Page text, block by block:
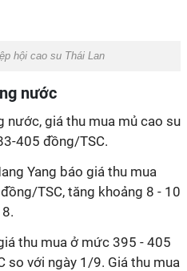
hội cao su Thái Lan
nước
nước, giá thu mua mủ cao su
405 đồng/TSC.
Yang báo giá thu mua
TSC, tăng khoảng 8 - 10
thu mua ở mức 395 - 405
so với ngày 1/9. Giá thu mua